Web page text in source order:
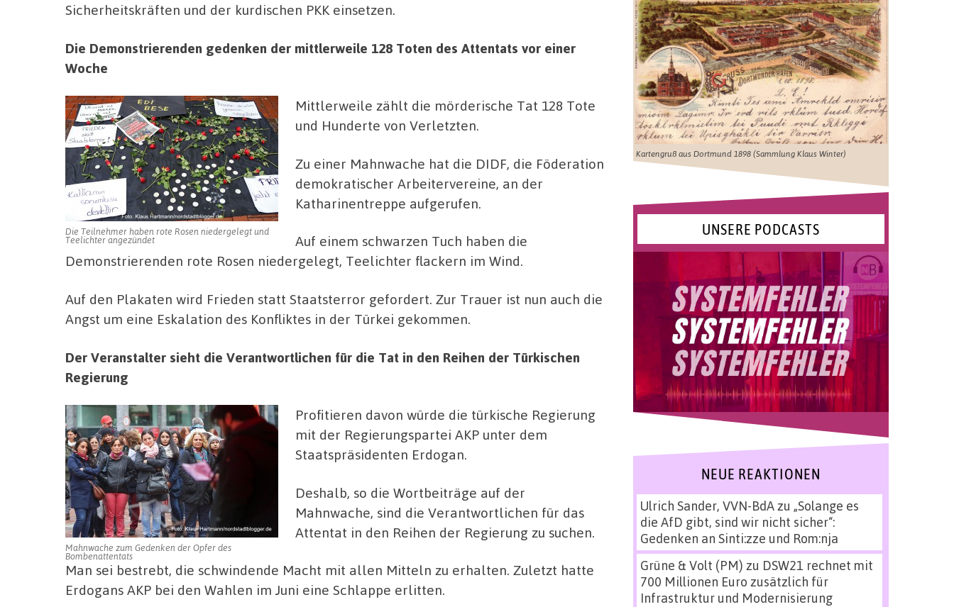
Sicherheitskräften und der kurdischen PKK einsetzen.
Die Demonstrierenden gedenken der mittlerweile 128 Toten des Attentats vor einer
Woche
Die Teilnehmer haben rote Rosen niedergelegt und
Teelichter angezündet
Mittlerweile zählt die mörderische Tat 128 Tote
und Hunderte von Verletzten.
Zu einer Mahnwache hat die DIDF, die Föderation
demokratischer Arbeitervereine, an der
Katharinentreppe aufgerufen.
Auf einem schwarzen Tuch haben die
Demonstrierenden rote Rosen niedergelegt, Teelichter flackern im Wind.
Auf den Plakaten wird Frieden statt Staatsterror gefordert. Zur Trauer ist nun auch die
Angst um eine Eskalation des Konfliktes in der Türkei gekommen.
Der Veranstalter sieht die Verantwortlichen für die Tat in den Reihen der Türkischen
Regierung
Mahnwache zum Gedenken der Opfer des
Bombenattentats
Profitieren davon würde die türkische Regierung
mit der Regierungspartei AKP unter dem
Staatspräsidenten Erdogan.
Deshalb, so die Wortbeiträge auf der
Mahnwache, sind die Verantwortlichen für das
Attentat in den Reihen der Regierung zu suchen.
Man sei bestrebt, die schwindende Macht mit allen Mitteln zu erhalten. Zuletzt hatte
Erdogans AKP bei den Wahlen im Juni eine Schlappe erlitten.
Kartengruß aus Dortmund 1898 (Sammlung Klaus Winter)
UNSERE PODCASTS
NEUE REAKTIONEN
Ulrich Sander, VVN-BdAzu „Solange es
die AfD gibt, sind wir nicht sicher“:
Gedenken an Sinti:zze und Rom:nja
Grüne & Volt (PM) zu DSW21 rechnet mit
700 Millionen Euro zusätzlich für
Infrastruktur und Modernisierung